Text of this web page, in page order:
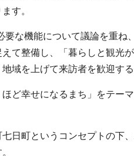
す。
な機能について議論を重ね
て整備し、「暮らしと観光
域を上げて来訪者を歓迎す
ど幸せになるまち」をテー
日町というコンセプトの下